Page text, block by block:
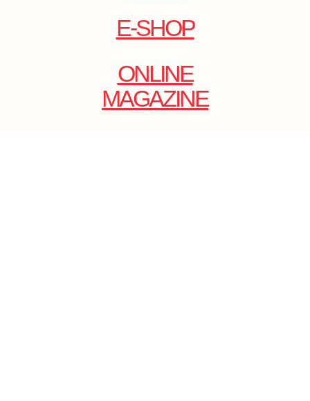
E-SHOP
ONLINE
MAGAZINE